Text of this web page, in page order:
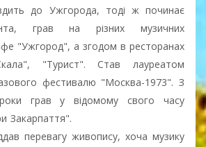
до Ужгорода, тоді ж починає
грав на різних музичних
"Ужгород", а згодом в ресторанах
"Турист". Став лауреатом
фестивалю "Москва-1973". З
грав у відомому свого часу
Закарпаття".
перевагу живопису, хоча музику